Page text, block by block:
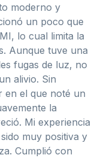
moderno y
un poco que
lo cual limita la
Aunque tuve una
fugas de luz, no
alivio. Sin
en el que noté un
la
Mi experiencia
muy positiva y
Cumplió con